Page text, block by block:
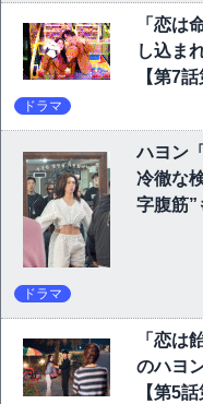
「恋は
し込ま
【第7話
ドラマ
ハヨン
冷徹な
字腹筋”
ドラマ
「恋は
のハヨ
【第5話